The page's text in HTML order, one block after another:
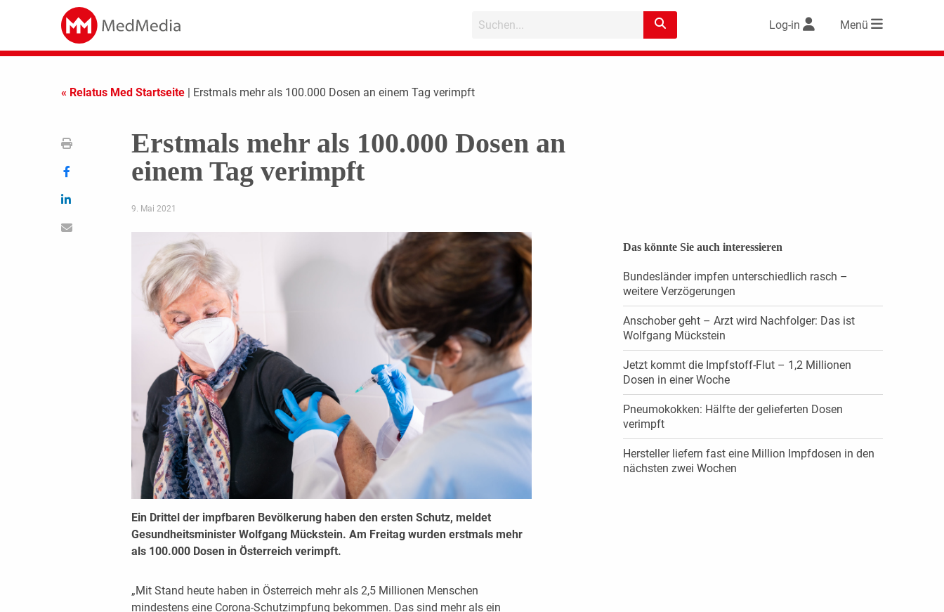
Log-in Menü
« Relatus Med Startseite | Erstmals mehr als 100.000 Dosen an einem Tag verimpft
Erstmals mehr als 100.000 Dosen an
einem Tag verimpft
9. Mai 2021
Ein Drittel der impfbaren Bevölkerung haben den ersten Schutz, meldet
Gesundheitsminister Wolfgang Mückstein. Am Freitag wurden erstmals mehr
als 100.000 Dosen in Österreich verimpft.
„Mit Stand heute haben in Österreich mehr als 2,5 Millionen Menschen
mindestens eine Corona-Schutzimpfung bekommen. Das sind mehr als ein
Das könnte Sie auch interessieren
Bundesländer impfen unterschiedlich rasch –
weitere Verzögerungen
Anschober geht – Arzt wird Nachfolger: Das ist
Wolfgang Mückstein
Jetzt kommt die Impfstoff-Flut – 1,2 Millionen
Dosen in einer Woche
Pneumokokken: Hälfte der gelieferten Dosen
verimpft
Hersteller liefern fast eine Million Impfdosen in den
nächsten zwei Wochen